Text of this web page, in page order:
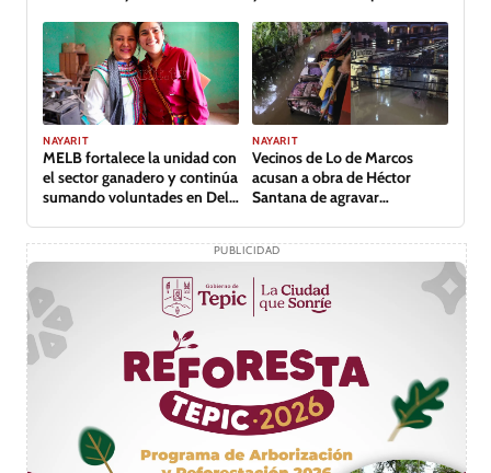
NAYARIT
MELB fortalece la unidad con
el sector ganadero y continúa
sumando voluntades en Del
NAYARIT
Vecinos de Lo de Marcos
acusan a obra de Héctor
Santana de agravar
PUBLICIDAD